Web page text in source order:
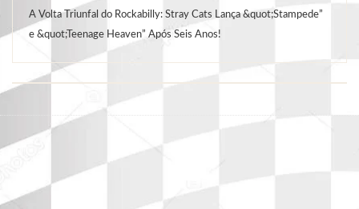
A Volta Triunfal do Rockabilly: Stray Cats Lança &quot;Stampede”
e &quot;Teenage Heaven” Após Seis Anos!